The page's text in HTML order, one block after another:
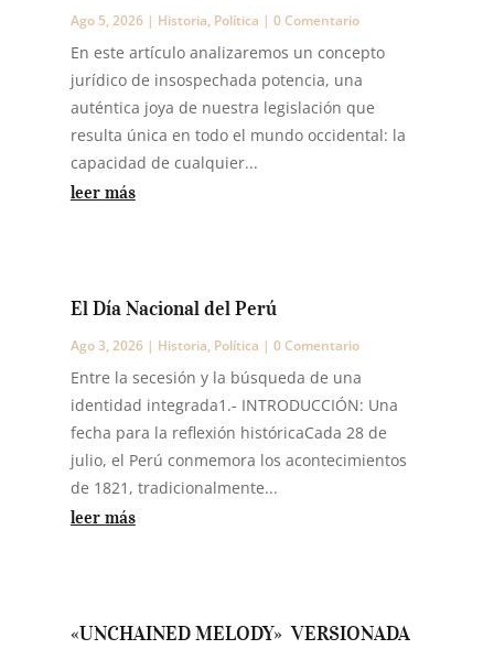
Ago 5, 2026| Historia, Política | 0 Comentario
En este artículo analizaremos un concepto
jurídico de insospechada potencia, una
auténtica joya de nuestra legislación que
resulta única en todo el mundo occidental: la
capacidad de cualquier...
leer más
El Día Nacional del Perú
Ago 3, 2026| Historia, Política | 0 Comentario
Entre la secesión y la búsqueda de una
identidad integrada1.- INTRODUCCIÓN: Una
fecha para la reflexión históricaCada 28 de
julio, el Perú conmemora los acontecimientos
de 1821, tradicionalmente...
leer más
«UNCHAINED MELODY» VERSIONADA